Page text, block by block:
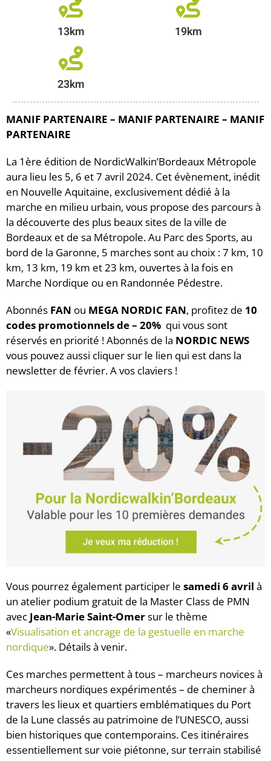
13km 19km
23km
MANIF PARTENAIRE – MANIF PARTENAIRE – MANIF
PARTENAIRE
La 1ère édition de NordicWalkin’Bordeaux Métropole
aura lieu les 5, 6 et 7 avril 2024. Cet évènement, inédit
en Nouvelle Aquitaine, exclusivement dédié à la
marche en milieu urbain, vous propose des parcours à
la découverte des plus beaux sites de la ville de
Bordeaux et de sa Métropole. Au Parc des Sports, au
bord de la Garonne, 5 marches sont au choix : 7 km, 10
km, 13 km, 19 km et 23 km, ouvertes à la fois en
Marche Nordique ou en Randonnée Pédestre.
Abonnés FAN ou MEGA NORDIC FAN, profitez de 10
codes promotionnels de – 20% qui vous sont
réservés en priorité ! Abonnés de la NORDIC NEWS
vous pouvez aussi cliquer sur le lien qui est dans la
newsletter de février. A vos claviers !
Vous pourrez également participer le samedi 6 avril à
un atelier podium gratuit de la Master Class de PMN
avec Jean-Marie Saint-Omersur le thème
«Visualisation et ancrage de la gestuelle en marche
nordique». Détails à venir.
Ces marches permettent à tous – marcheurs novices à
marcheurs nordiques expérimentés – de cheminer à
travers les lieux et quartiers emblématiques du Port
de la Lune classés au patrimoine de l’UNESCO, aussi
bien historiques que contemporains. Ces itinéraires
essentiellement sur voie piétonne, sur terrain stabilisé